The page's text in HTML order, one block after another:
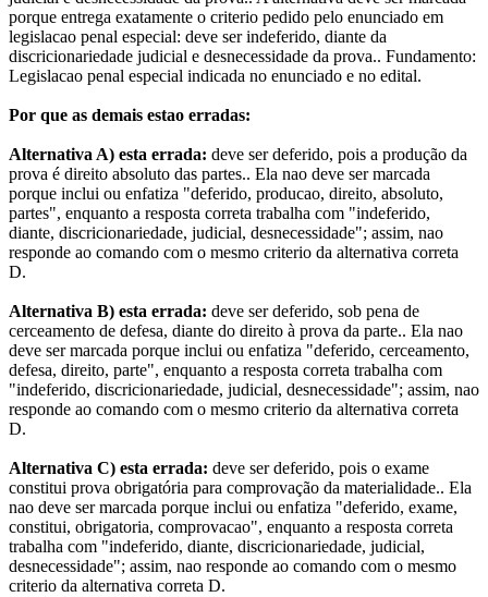
porque entrega exatamente o criterio pedido pelo enunciado em
legislacao penal especial: deve ser indeferido, diante da
discricionariedade judicial e desnecessidade da prova.. Fundamento:
Legislacao penal especial indicada no enunciado e no edital.
Por que as demais estao erradas:
Alternativa A) esta errada: deve ser deferido, pois a produção da
prova é direito absoluto das partes.. Ela nao deve ser marcada
porque inclui ou enfatiza "deferido, producao, direito, absoluto,
partes", enquanto a resposta correta trabalha com "indeferido,
diante, discricionariedade, judicial, desnecessidade"; assim, nao
responde ao comando com o mesmo criterio da alternativa correta
D.
Alternativa B) esta errada: deve ser deferido, sob pena de
cerceamento de defesa, diante do direito à prova da parte.. Ela nao
deve ser marcada porque inclui ou enfatiza "deferido, cerceamento,
defesa, direito, parte", enquanto a resposta correta trabalha com
"indeferido, discricionariedade, judicial, desnecessidade"; assim, nao
responde ao comando com o mesmo criterio da alternativa correta
D.
Alternativa C) esta errada: deve ser deferido, pois o exame
constitui prova obrigatória para comprovação da materialidade.. Ela
nao deve ser marcada porque inclui ou enfatiza "deferido, exame,
constitui, obrigatoria, comprovacao", enquanto a resposta correta
trabalha com "indeferido, diante, discricionariedade, judicial,
desnecessidade"; assim, nao responde ao comando com o mesmo
criterio da alternativa correta D.